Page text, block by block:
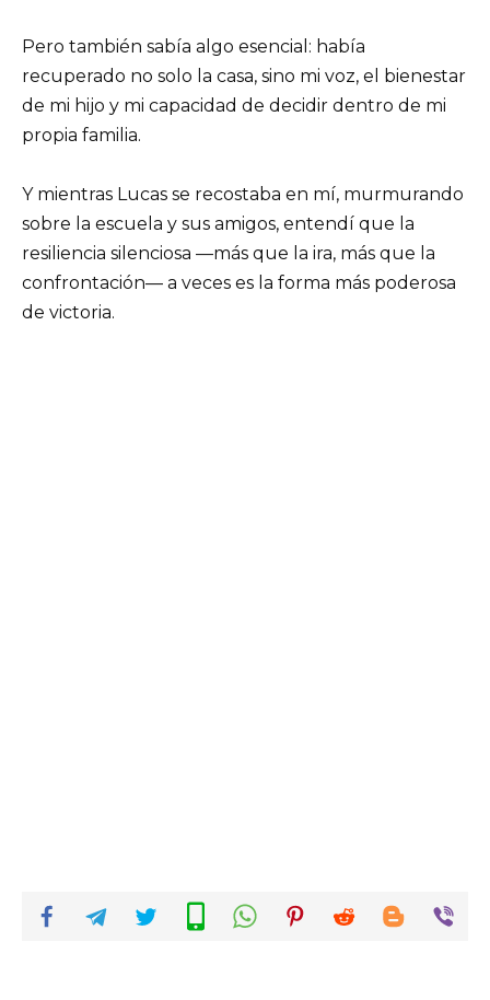
Pero también sabía algo esencial: había
recuperado no solo la casa, sino mi voz, el bienestar
de mi hijo y mi capacidad de decidir dentro de mi
propia familia.
Y mientras Lucas se recostaba en mí, murmurando
sobre la escuela y sus amigos, entendí que la
resiliencia silenciosa —más que la ira, más que la
confrontación— a veces es la forma más poderosa
de victoria.